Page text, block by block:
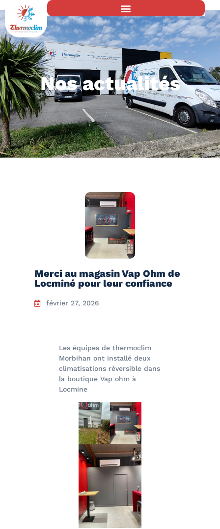
Nos actualités
Merci au magasin Vap Ohm de
Locminé pour leur confiance
février 27, 2026
Les équipes de thermoclim
Morbihan ont installé deux
climatisations réversible dans
la boutique Vap ohm à
Locmine